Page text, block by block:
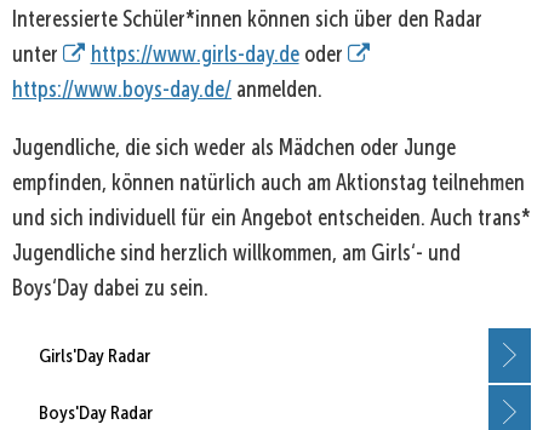
Interessierte Schüler*innen können sich über den Radar
unter
https://www.girls-day.deoder
https://www.boys-day.de/ anmelden.
Jugendliche, die sich weder als Mädchen oder Junge
empfinden, können natürlich auch am Aktionstag teilnehmen
und sich individuell für ein Angebot entscheiden. Auch trans*
Jugendliche sind herzlich willkommen, am Girls‘- und
Boys‘Day dabei zu sein.
Girls'Day Radar
Boys'Day Radar